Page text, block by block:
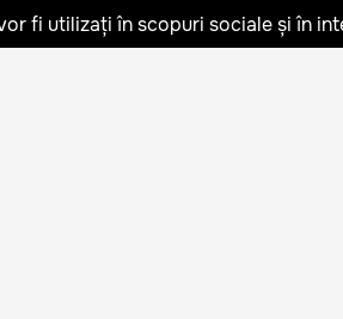
fi utilizați în scopuri sociale și în